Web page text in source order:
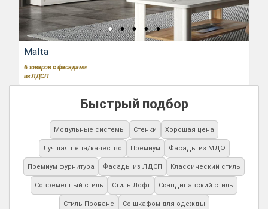
Malta
6 товаров с фасадами
из ЛДСП
Быстрый подбор
Модульные системы Стенки Хорошая цена
Лучшая цена/качество Премиум Фасады из МДФ
Премиум фурнитура Фасады из ЛДСП Классический стиль
Современный стиль Стиль Лофт Скандинавский стиль
Стиль Прованс Со шкафом для одежды